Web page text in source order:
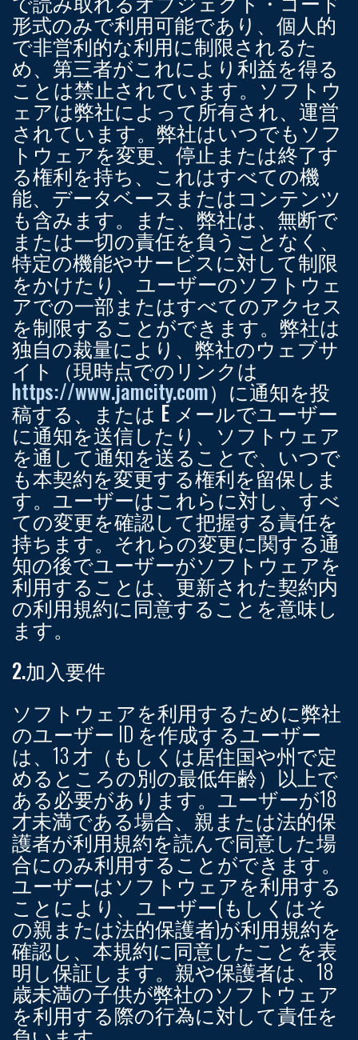
形式のみで利用可能であり、個人的
で非営利的な利用に制限されるた
め、第三者がこれにより利益を得る
ことは禁止されています。ソフトウ
ェアは弊社によって所有され、運営
されています。弊社はいつでもソフ
トウェアを変更、停止または終了す
る権利を持ち、これはすべての機
能、データベースまたはコンテンツ
も含みます。また、弊社は、無断で
または一切の責任を負うことなく、
特定の機能やサービスに対して制限
をかけたり、ユーザーのソフトウェ
アでの一部またはすべてのアクセス
を制限することができます。 弊社は
独自の裁量により、弊社のウェブサ
イト（現時点でのリンクは
https://www.jamcity.com）に通知を投
稿する、または E メールでユーザー
に通知を送信したり、ソフトウェア
を通して通知を送ることで、いつで
も本契約を変更する権利を留保しま
す。ユーザーはこれらに対し、すべ
ての変更を確認して把握する責任を
持ちます。それらの変更に関する通
知の後でユーザーがソフトウェアを
利用することは、更新された契約内
の利用規約に同意することを意味し
ます。
2.加入要件
ソフトウェアを利用するために弊社
のユーザー ID を作成するユーザー
は、13 才（もしくは居住国や州で定
めるところの別の最低年齢）以上で
ある必要があります。ユーザーが18
才未満である場合、親または法的保
護者が利用規約を読んで同意した場
合にのみ利用することができます。
ユーザーはソフトウェアを利用する
ことにより、ユーザー(もしくはそ
の親または法的保護者)が利用規約を
確認し、本規約に同意したことを表
明し保証します。親や保護者は、18
歳未満の子供が弊社のソフトウェア
を利用する際の行為に対して責任を